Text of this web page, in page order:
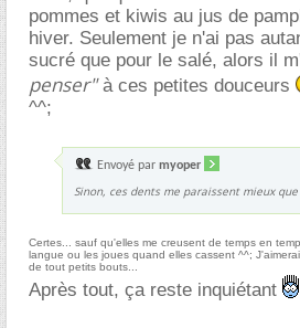
pommes et kiwis au jus de
hiver. Seulement je n'ai pas
sucré que pour le salé, alors il
penser"à ces petites douceurs
^^;
Envoyé par myoper
Sinon, ces dents me paraissent mieux
Certes... sauf qu'elles me creusent de temps en
langue ou les joues quand elles cassent ^^;
de tout petits bouts...
Après tout, ça reste inquiétant